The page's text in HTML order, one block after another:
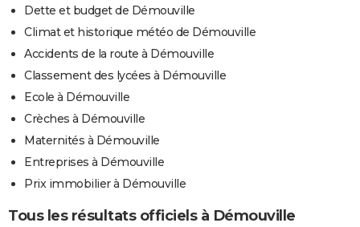
Dette et budget de Démouville
Climat et historique météo de Démouville
Accidents de la route à Démouville
Classement des lycées à Démouville
Ecole à Démouville
Crèches à Démouville
Maternités à Démouville
Entreprises à Démouville
Prix immobilier à Démouville
Tous les résultats officiels à Démouville